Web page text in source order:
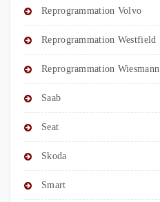
Reprogrammation Volvo
Reprogrammation Westfield
Reprogrammation Wiesmann
Saab
Seat
Skoda
Smart